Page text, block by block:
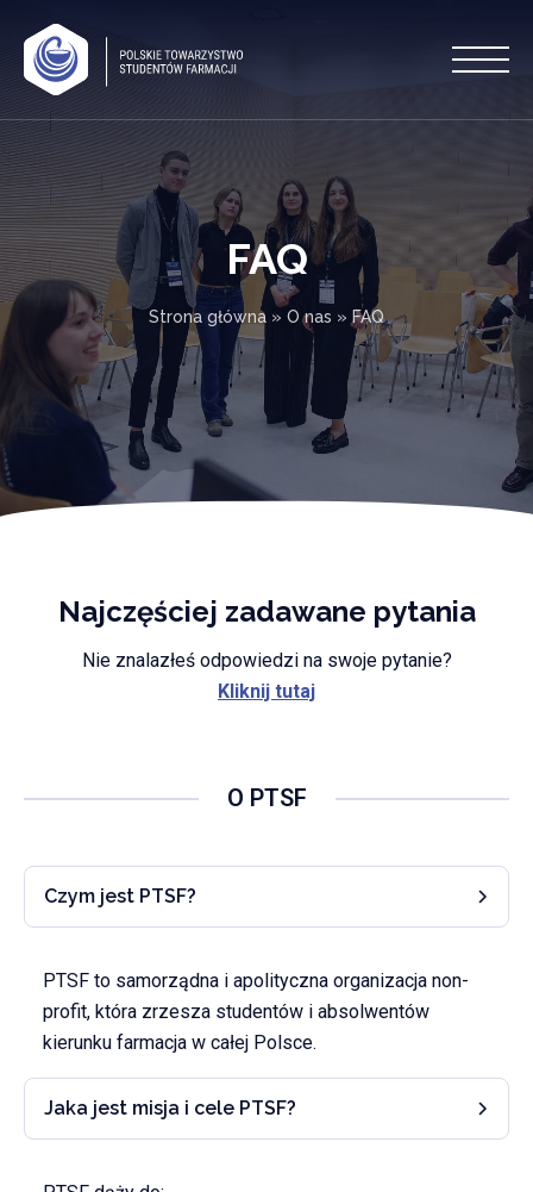
FAQ
Strona główna » O nas » FAQ
Najczęściej zadawane pytania
Nie znalazłeś odpowiedzi na swoje pytanie?
Kliknij tutaj
O PTSF
Czym jest PTSF?
PTSF to samorządna i apolityczna organizacja non-
profit, która zrzesza studentów i absolwentów
kierunku farmacja w całej Polsce.
Jaka jest misja i cele PTSF?